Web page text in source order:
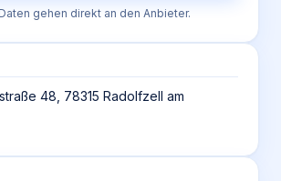
gehen direkt an den Anbieter.
48, 78315 Radolfzell am